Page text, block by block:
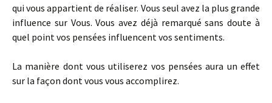
qui vous appartient de réaliser. Vous seul avez la plus grande
influence sur Vous. Vous avez déjà remarqué sans doute à
quel point vos pensées influencent vos sentiments.
La manière dont vous utiliserez vos pensées aura un effet
sur la façon dont vous vous accomplirez.